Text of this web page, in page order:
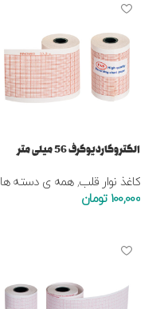
الکتروکاردیوگرف 56 میلی متر
کاغذ نوار قلب,همه ی دسته ها
100,000 تومان